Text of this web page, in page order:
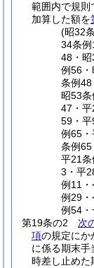
範囲内で規則
加算した額を
(昭32
34条例
48・
例56
条例48
昭53
47・平
59・
例65
条例65
平21条
3・平
例11
例29
例54・
第19条の2
次
項の規定にか
に係る期末手
時差し止めた